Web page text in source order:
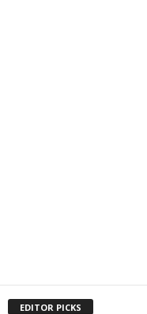
EDITOR PICKS